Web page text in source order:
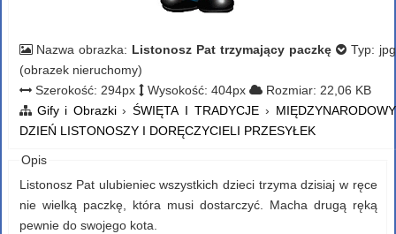
Nazwa obrazka: Listonosz Pat trzymający paczkę
Typ: jpg
(obrazek nieruchomy)
Szerokość: 294px Wysokość: 404px
Rozmiar: 22,06 KB
Gify i Obrazki› ŚWIĘTA I TRADYCJE › MIĘDZYNARODOWY
DZIEŃ LISTONOSZY I DORĘCZYCIELI PRZESYŁEK
Opis
Listonosz Pat ulubieniec wszystkich dzieci trzyma dzisiaj w ręce
nie wielką paczkę, która musi dostarczyć. Macha drugą ręką
pewnie do swojego kota.